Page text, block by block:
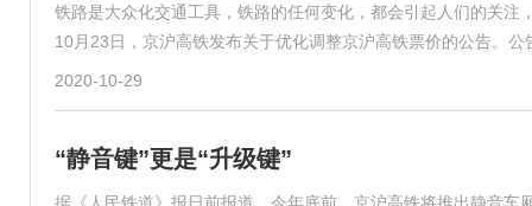
铁路是大众化交通工具，铁路的任何变化，都会引起人们的关
10月23日，京沪高铁发布关于优化调整京沪高铁票价的公告。
2020-10-29
“静音键”更是“升级键”